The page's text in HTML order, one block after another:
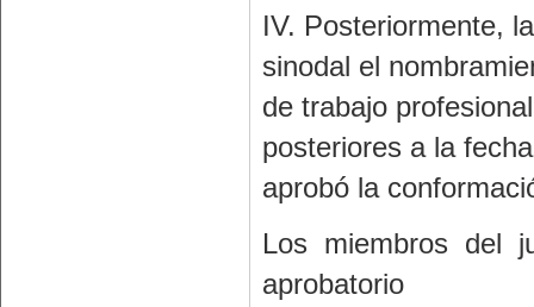
IV. Posteriormente,
sinodal el
de trabajo
posteriores a la
aprobó la
Los miembros del